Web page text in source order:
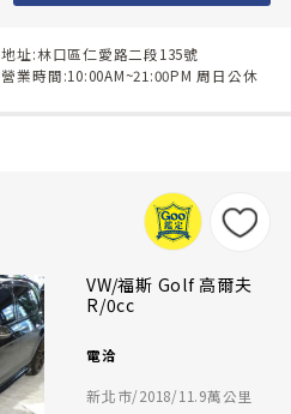
地址:林口區仁愛路二段135號
營業時間:10:00AM~21:00PM 周日公休
VW/福斯 Golf 高爾夫
R/0cc
電洽
新北市/2018/11.9萬公里